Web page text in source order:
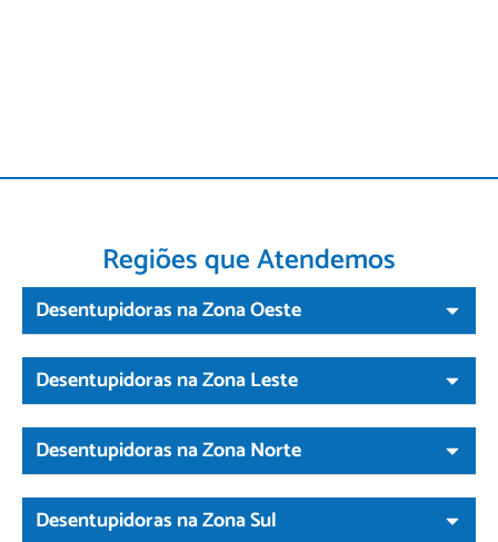
Regiões que Atendemos
Desentupidoras na Zona Oeste
Desentupidoras na Zona Leste
Desentupidoras na Zona Norte
Desentupidoras na Zona Sul